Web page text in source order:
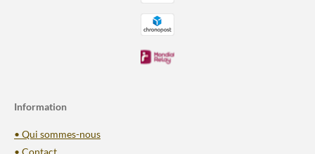
Information
• Qui sommes-nous
• Contact